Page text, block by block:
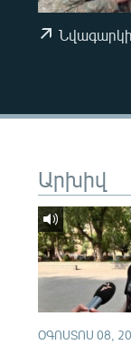
Արխիվ
ՕԳՈՍՏՈՍ 08,